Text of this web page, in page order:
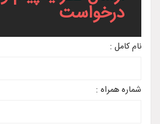
درخواست
نام کامل :
شماره همراه :